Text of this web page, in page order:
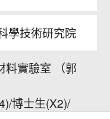
學技術研究院
料實驗室 （郭
博士生(X2)/